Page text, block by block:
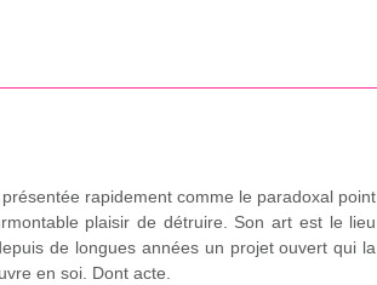
rapidement comme le paradoxal point
plaisir de détruire. Son art est le lieu
de longues années un projet ouvert qui la
en soi. Dont acte.